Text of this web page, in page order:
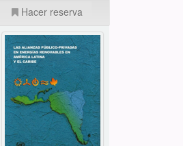
Hacer reserva